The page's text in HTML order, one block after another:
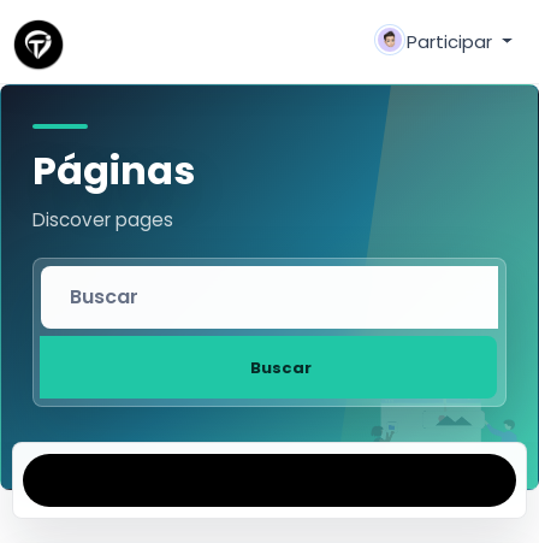
Participar
Páginas
Discover pages
Buscar